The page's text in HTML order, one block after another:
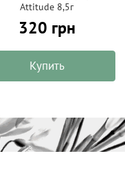
Attitude 8,5г
320 грн
Купить